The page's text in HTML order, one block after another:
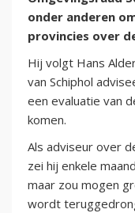
onder anderen
provincies over
Hij volgt Hans
van Schiphol
een evaluatie van
komen.
Als adviseur over
zei hij enkele
maar zou mogen
wordt